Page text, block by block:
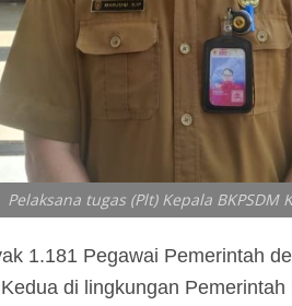
Pelaksana tugas (Plt) Kepala
1.181 Pegawai Pemerintah
di lingkungan